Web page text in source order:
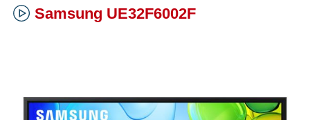
Samsung UE32F6002F